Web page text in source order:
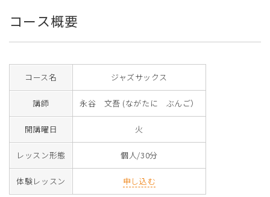
コース概要
コース名 ジャズサックス
講師 永谷 文吾 (ながたに ぶんご）
開講曜日 火
レッスン形態 個人/30分
体験レッスン 申し込む